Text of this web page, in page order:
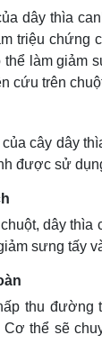
dây thìa
triệu chứng
làm giảm
cứu trên
cây dây
được sử
dây
sưng tấy
thu
thể sẽ